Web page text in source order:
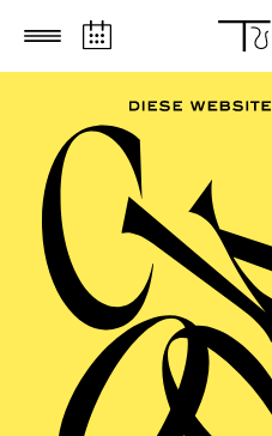
Zum Hauptinhalt springen
AALTO